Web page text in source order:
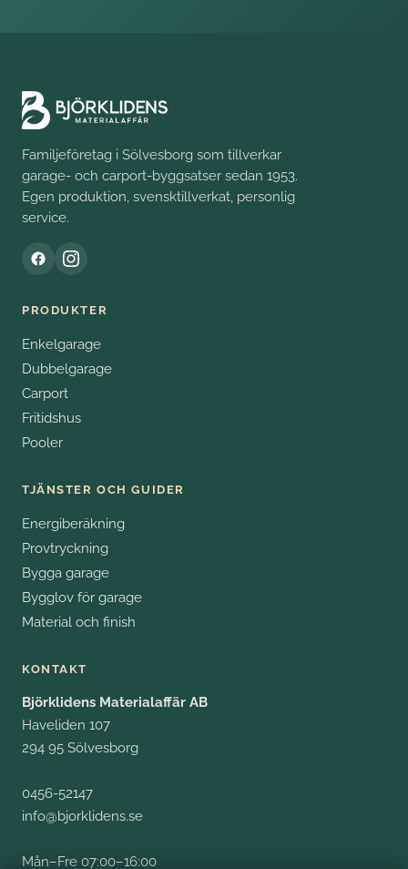
Familjeföretag i Sölvesborg som tillverkar
garage- och carport-byggsatser sedan 1953.
Egen produktion, svensktillverkat, personlig
service.
PRODUKTER
Enkelgarage
Dubbelgarage
Carport
Fritidshus
Pooler
TJÄNSTER OCH GUIDER
Energiberäkning
Provtryckning
Bygga garage
Bygglov för garage
Material och finish
KONTAKT
Björklidens Materialaffär AB
Haveliden 107
294 95 Sölvesborg
0456-52147
info@bjorklidens.se
Mån–Fre 07:00–16:00